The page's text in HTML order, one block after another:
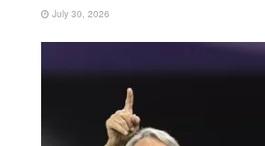
July 30, 2026